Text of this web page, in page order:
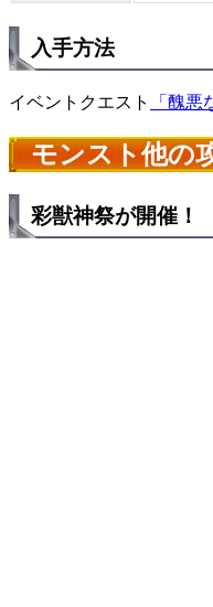
入手方法
イベントクエスト 「醜悪
モンスト他の
彩獣神祭が開催！